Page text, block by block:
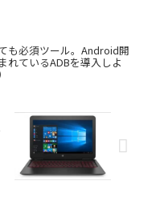
も必須ツール。Android開
れているADBを導入しよ